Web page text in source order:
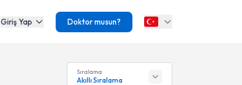
Giriş Yap Doktor musun?
Sıralama
Akıllı Sıralama